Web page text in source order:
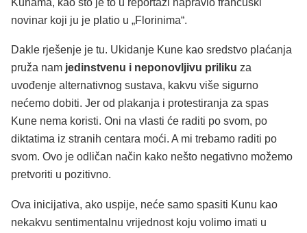
novinar koji ju je platio u „Florinima“.
Dakle rješenje je tu. Ukidanje Kune kao sredstvo plaćanja
pruža nam jedinstvenu i neponovljivu priliku za
uvođenje alternativnog sustava, kakvu više sigurno
nećemo dobiti. Jer od plakanja i protestiranja za spas
Kune nema koristi. Oni na vlasti će raditi po svom, po
diktatima iz stranih centara moći. A mi trebamo raditi po
svom. Ovo je odličan način kako nešto negativno možemo
pretvoriti u pozitivno.
Ova inicijativa, ako uspije, neće samo spasiti Kunu kao
nekakvu sentimentalnu vrijednost koju volimo imati u